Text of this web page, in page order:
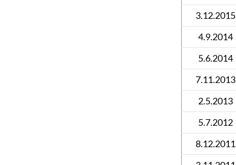
3.12.2015
4.9.2014
5.6.2014
7.11.2013
2.5.2013
5.7.2012
8.12.2011